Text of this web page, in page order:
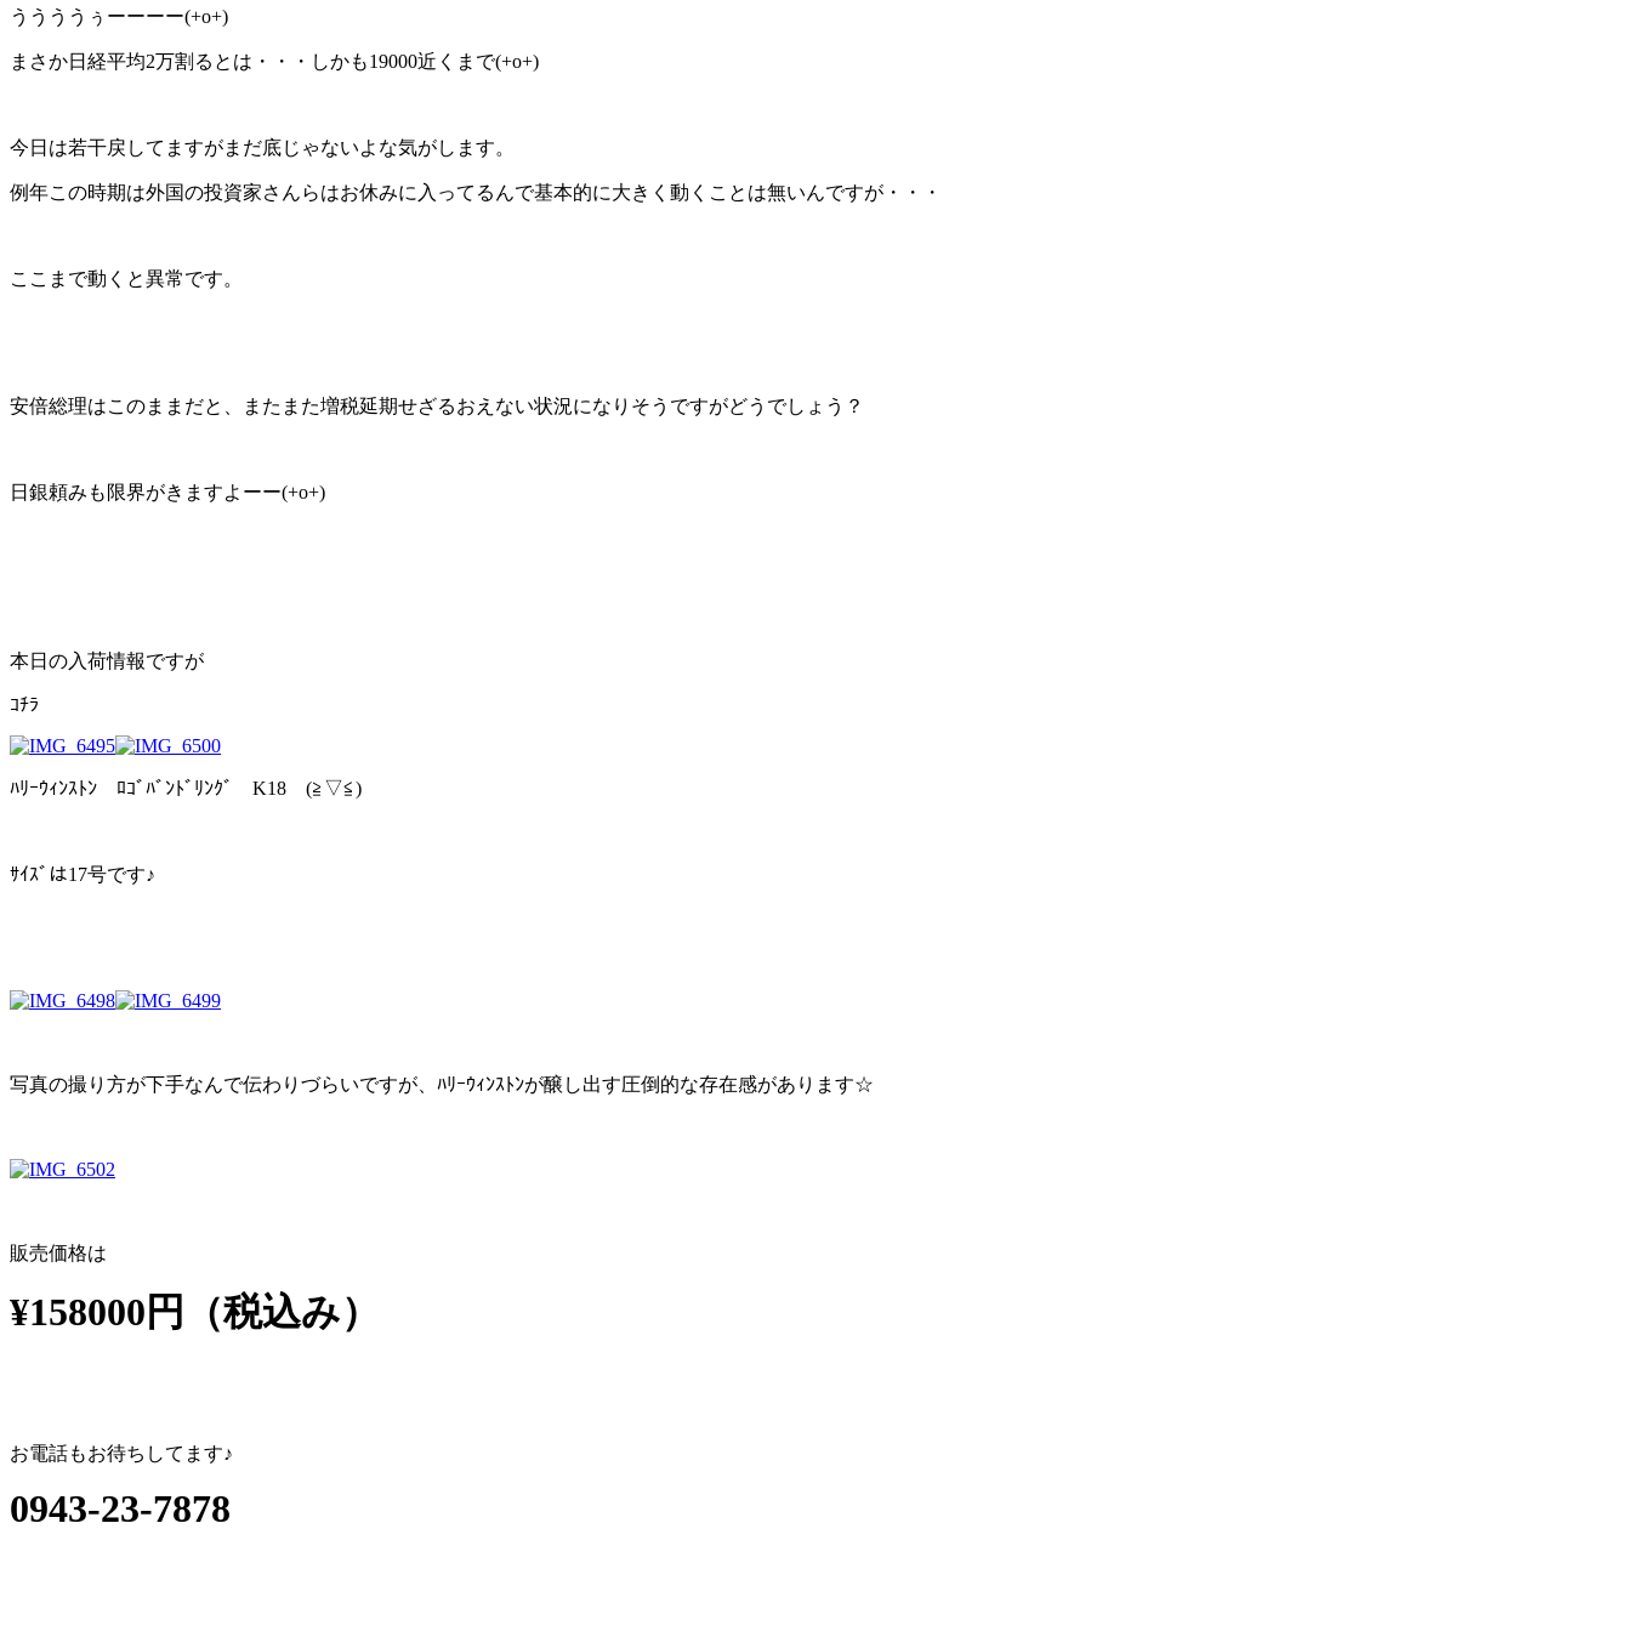
ううううぅーーーー(+o+)
まさか日経平均2万割るとは・・・しかも19000近くまで(+o+)
今日は若干戻してますがまだ底じゃないよな気がします。
例年この時期は外国の投資家さんらはお休みに入ってるんで基本的に大きく動くことは無いんですが・・・
ここまで動くと異常です。
安倍総理はこのままだと、またまた増税延期せざるおえない状況になりそうですがどうでしょう？
日銀頼みも限界がきますよーー(+o+)
本日の入荷情報ですが
ｺﾁﾗ
ﾊﾘｰｳｨﾝｽﾄﾝ ﾛｺﾞﾊﾞﾝﾄﾞﾘﾝｸﾞ K18 (≧▽≦)
ｻｲｽﾞは17号です♪
写真の撮り方が下手なんで伝わりづらいですが、ﾊﾘｰｳｨﾝｽﾄﾝが醸し出す圧倒的な存在感があります☆
販売価格は
¥158000円（税込み）
お電話もお待ちしてます♪
0943-23-7878